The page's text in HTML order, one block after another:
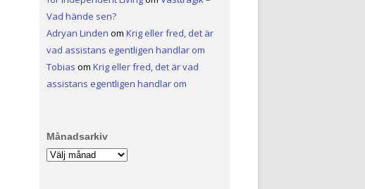
Vad hände sen?
Adryan Linden om Krig eller fred, det är
vad assistans egentligen handlar om
Tobias om Krig eller fred, det är vad
assistans egentligen handlar om
Månadsarkiv
Månadsarkiv